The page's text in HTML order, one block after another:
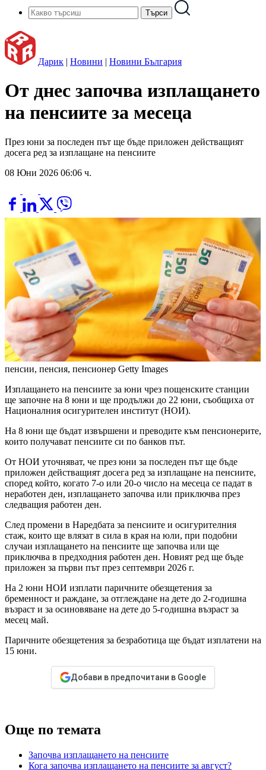
Дарик | Новини | Новини България
От днес започва изплащането
на пенсиите за месеца
През юни за последен път ще бъде приложен действащият
досега ред за изплащане на пенсиите
08 Юни 2026 06:06 ч.
пенсии, пенсия, пенсионер Getty Images
Изплащането на пенсиите за юни чрез пощенските станции
ще започне на 8 юни и ще продължи до 22 юни, съобщиха от
Националния осигурителен институт (НОИ).
На 8 юни ще бъдат извършени и преводите към пенсионерите,
които получават пенсиите си по банков път.
От НОИ уточняват, че през юни за последен път ще бъде
приложен действащият досега ред за изплащане на пенсиите,
според който, когато 7-о или 20-о число на месеца се падат в
неработен ден, изплащането започва или приключва през
следващия работен ден.
След промени в Наредбата за пенсиите и осигурителния
стаж, които ще влязат в сила в края на юли, при подобни
случаи изплащането на пенсиите ще започва или ще
приключва в предходния работен ден. Новият ред ще бъде
приложен за първи път през септември 2026 г.
На 2 юни НОИ изплати паричните обезщетения за
бременност и раждане, за отглеждане на дете до 2-годишна
възраст и за осиновяване на дете до 5-годишна възраст за
месец май.
Паричните обезщетения за безработица ще бъдат изплатени на
15 юни.
Добави в предпочитани в Google
Още по темата
Започва изплащането на пенсиите
Кога започва изплащането на пенсиите за август?